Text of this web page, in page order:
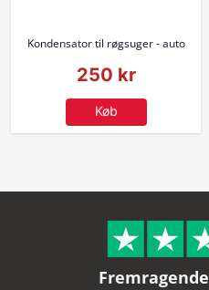
Kondensator til røgsuger - auto
250 kr
Køb
Fremragende